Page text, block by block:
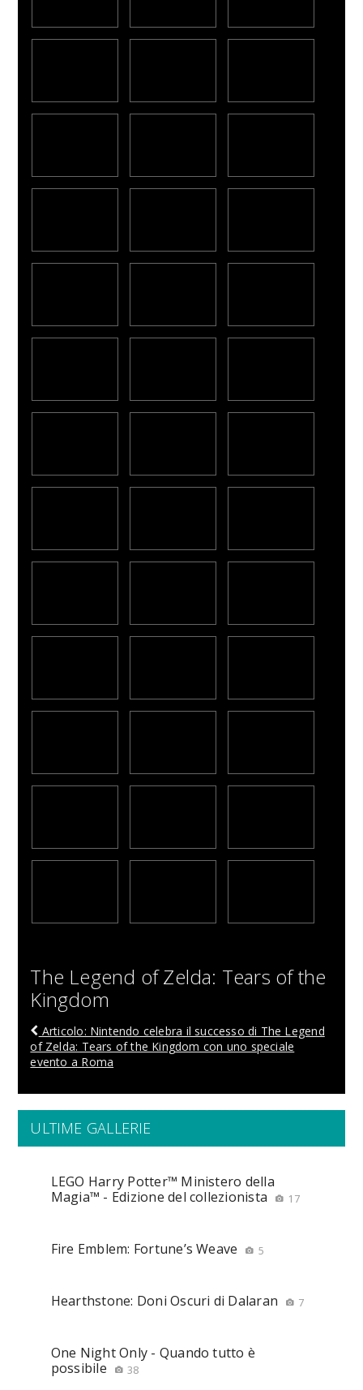
The Legend of Zelda: Tears of the
Kingdom
Articolo: Nintendo celebra il successo di The Legend
of Zelda: Tears of the Kingdom con uno speciale
evento a Roma
ULTIME GALLERIE
LEGO Harry Potter™ Ministero della
Magia™ - Edizione del collezionista
17
Fire Emblem: Fortune’s Weave 5
Hearthstone: Doni Oscuri di Dalaran 7
One Night Only - Quando tutto è
possibile
38